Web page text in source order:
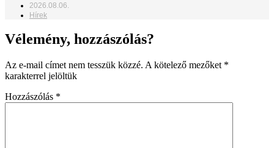
2026.08.06.
Hírek
Vélemény, hozzászólás?
Az e-mail címet nem tesszük közzé. A kötelező mezőket *
karakterrel jelöltük
Hozzászólás *